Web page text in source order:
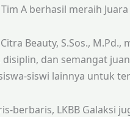
A berhasil meraih
Beauty, S.Sos.,
dan semangat
siswi lainnya untuk
berbaris, LKBB Galaksi